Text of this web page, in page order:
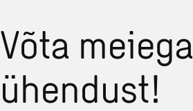
Võta meiega
ühendust!